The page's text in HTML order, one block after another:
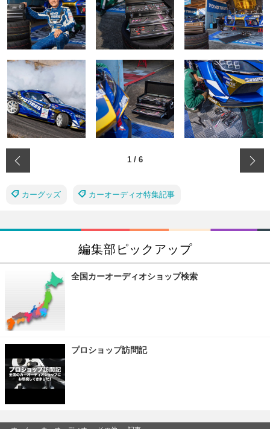
1 / 6
カーグッズ カーオーディオ特集記事
編集部ピックアップ
全国カーオーディオショップ検索
プロショップ訪問記